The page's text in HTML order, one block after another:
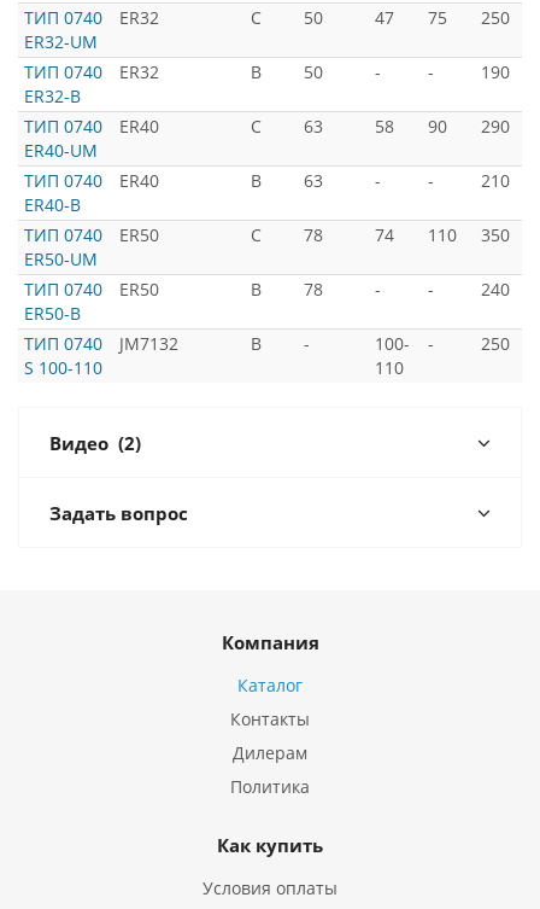
ТИП 0740
ER32-UM
ER32 C 50 47 75 250
ТИП 0740
ER32-B
ER32 B 50 - - 190
ТИП 0740
ER40-UM
ER40 C 63 58 90 290
ТИП 0740
ER40-B
ER40 В 63 - - 210
ТИП 0740
ER50-UM
ER50 C 78 74 110 350
ТИП 0740
ER50-В
ER50 В 78 - - 240
ТИП 0740
S 100-110
JM7132 B -
100-
110
- 250
Видео (2)
Задать вопрос
Компания
Каталог
Контакты
Дилерам
Политика
Как купить
Условия оплаты